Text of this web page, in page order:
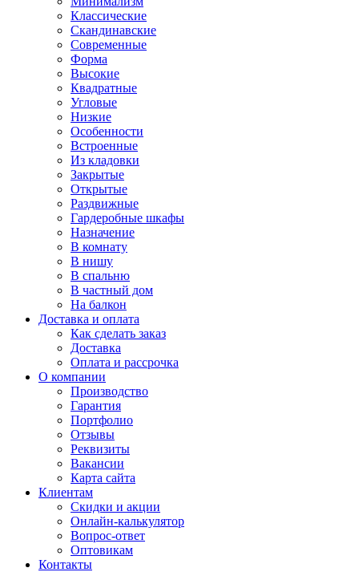
Классические
Скандинавские
Современные
Форма
Высокие
Квадратные
Угловые
Низкие
Особенности
Встроенные
Из кладовки
Закрытые
Открытые
Раздвижные
Гардеробные шкафы
Назначение
В комнату
В нишу
В спальню
В частный дом
На балкон
Доставка и оплата
Как сделать заказ
Доставка
Оплата и рассрочка
О компании
Производство
Гарантия
Портфолио
Отзывы
Реквизиты
Вакансии
Карта сайта
Клиентам
Скидки и акции
Онлайн-калькулятор
Вопрос-ответ
Оптовикам
Контакты